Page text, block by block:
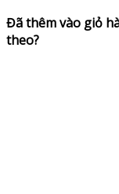
Đã thêm vào giỏ
theo?